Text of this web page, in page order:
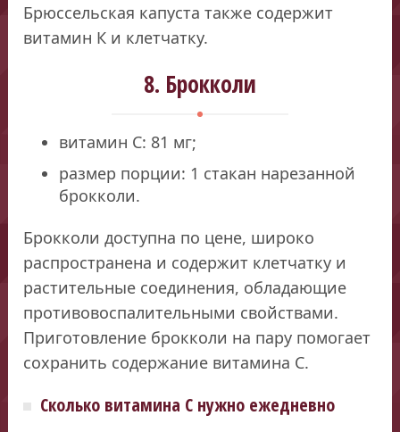
Брюссельская капуста также содержит
витамин К и клетчатку.
8. Брокколи
витамин С: 81 мг;
размер порции: 1 стакан нарезанной
брокколи.
Брокколи доступна по цене, широко
распространена и содержит клетчатку и
растительные соединения, обладающие
противовоспалительными свойствами.
Приготовление брокколи на пару помогает
сохранить содержание витамина С.
Сколько витамина С нужно ежедневно